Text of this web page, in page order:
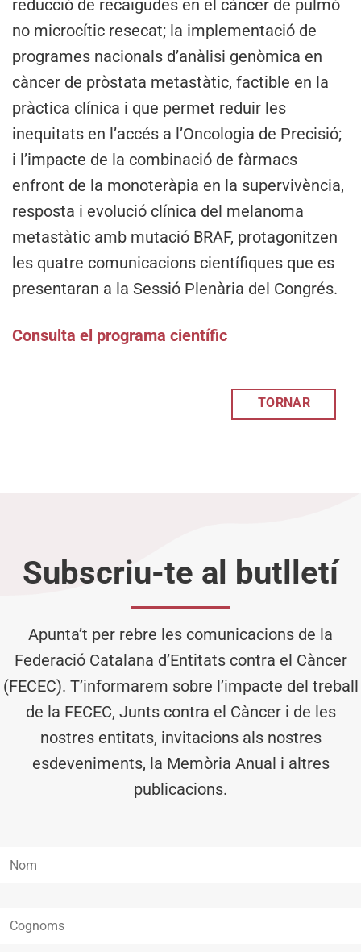
reducció de recaigudes en el càncer de pulmó
no microcític resecat; la implementació de
programes nacionals d’anàlisi genòmica en
càncer de pròstata metastàtic, factible en la
pràctica clínica i que permet reduir les
inequitats en l’accés a l’Oncologia de Precisió;
i l’impacte de la combinació de fàrmacs
enfront de la monoteràpia en la supervivència,
resposta i evolució clínica del melanoma
metastàtic amb mutació BRAF, protagonitzen
les quatre comunicacions científiques que es
presentaran a la Sessió Plenària del Congrés.
Consulta el programa científic
TORNAR
Subscriu-te al butlletí
Apunta’t per rebre les comunicacions de la
Federació Catalana d’Entitats contra el Càncer
(FECEC). T’informarem sobre l’impacte del treball
de la FECEC, Junts contra el Càncer i de les
nostres entitats, invitacions als nostres
esdeveniments, la Memòria Anual i altres
publicacions.